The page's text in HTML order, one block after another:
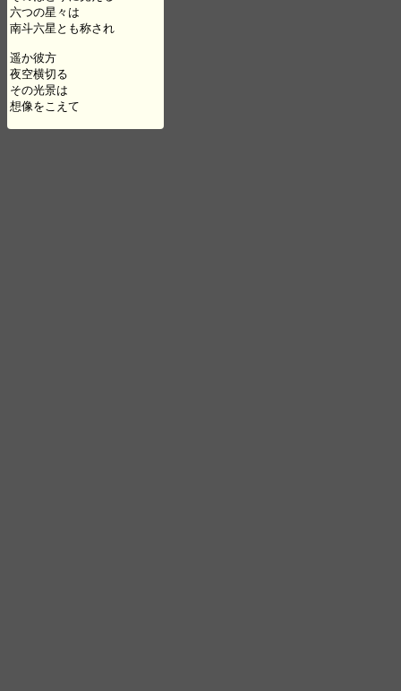
六つの星々は
南斗六星とも称され
遥か彼方
夜空横切る
その光景は
想像をこえて